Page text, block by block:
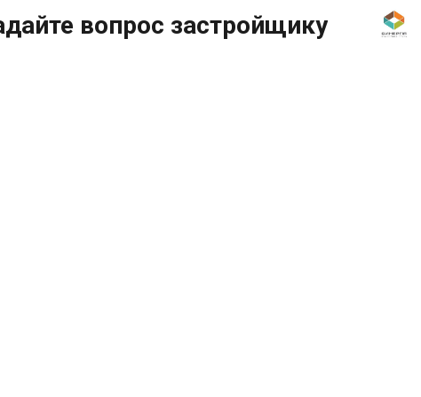
вопрос застройщику